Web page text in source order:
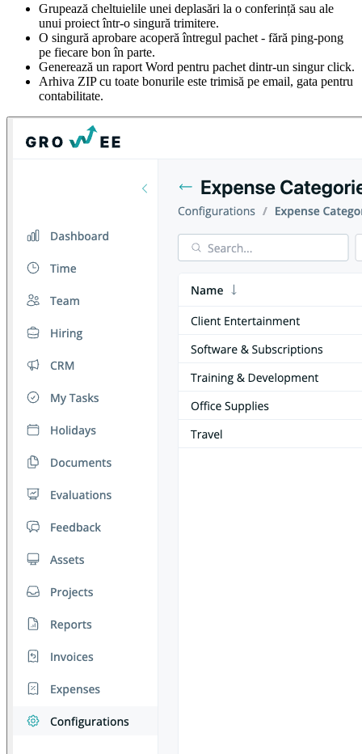
Grupează cheltuielile unei deplasări la o conferință sau ale
unui proiect într-o singură trimitere.
O singură aprobare acoperă întregul pachet - fără ping-pong
pe fiecare bon în parte.
Generează un raport Word pentru pachet dintr-un singur click.
Arhiva ZIP cu toate bonurile este trimisă pe email, gata pentru
contabilitate.